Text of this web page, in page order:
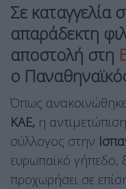
Σε καταγγελία
απαράδεκτη
αποστολή στη
ο
Όπως
ΚΑΕ, η
σύλλογος στην
ευρωπαϊκό γήπεδο,
προχωρήσει σε